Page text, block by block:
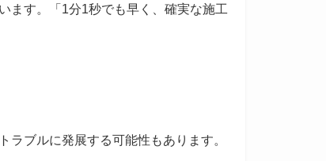
ます。「1分1秒でも早く、確実な施工
ブルに発展する可能性もあります。